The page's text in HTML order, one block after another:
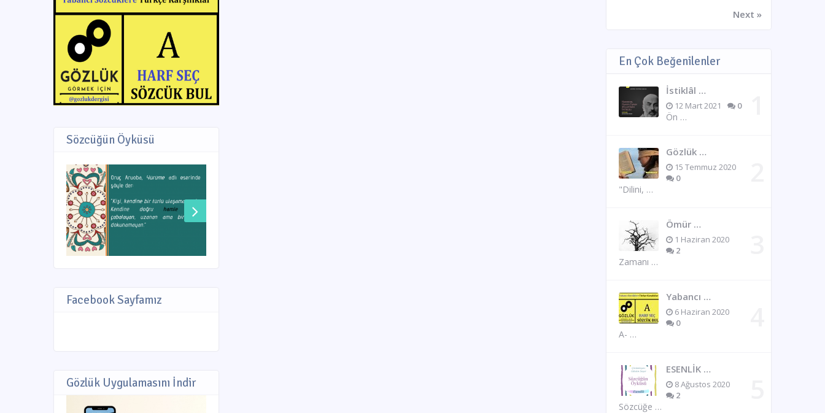
Sözcüğün Öyküsü
Facebook Sayfamız
Gözlük Uygulamasını İndir
Next »
En Çok Beğenilenler
İstiklâl …
12 Mart 2021 0
Ön …
Gözlük …
15 Temmuz 2020
0
"Dilini, …
Ömür …
1 Haziran 2020
2
Zamanı …
Yabancı …
6 Haziran 2020
0
A- …
ESENLİK …
8 Ağustos 2020
2
Sözcüğe …